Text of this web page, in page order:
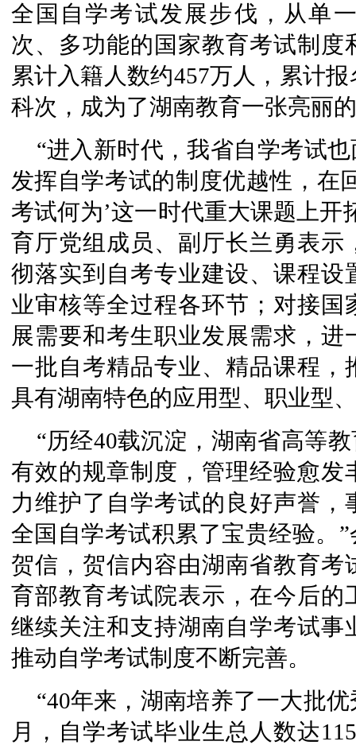
全国自学考试发展步伐，从单
次、多功能的国家教育考试制
累计入籍人数约457万人，累计
科次，成为了湖南教育一张亮丽
“进入新时代，我省自学考试
发挥自学考试的制度优越性，在
考试何为’这一时代重大课题上
育厅党组成员、副厅长兰勇表
彻落实到自考专业建设、课程
业审核等全过程各环节；对接
展需要和考生职业发展需求，
一批自考精品专业、精品课程
具有湖南特色的应用型、职业型
“历经40载沉淀，湖南省高等
有效的规章制度，管理经验愈
力维护了自学考试的良好声誉
全国自学考试积累了宝贵经验。
贺信，贺信内容由湖南省教育
育部教育考试院表示，在今后
继续关注和支持湖南自学考试
推动自学考试制度不断完善。
“40年来，湖南培养了一大批
月，自学考试毕业生总人数达